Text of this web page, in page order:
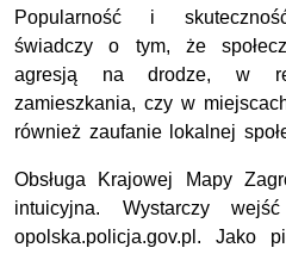
Popularność i
świadczy o tym, że
agresją na drodze, w
zamieszkania, czy w
również zaufanie lokalnej
Obsługa Krajowej Mapy
intuicyjna. Wystarczy
opolska.policja.gov.pl. Jako